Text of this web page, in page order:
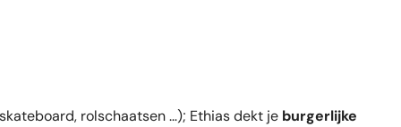
rolschaatsen …); Ethias dekt je burgerlijke